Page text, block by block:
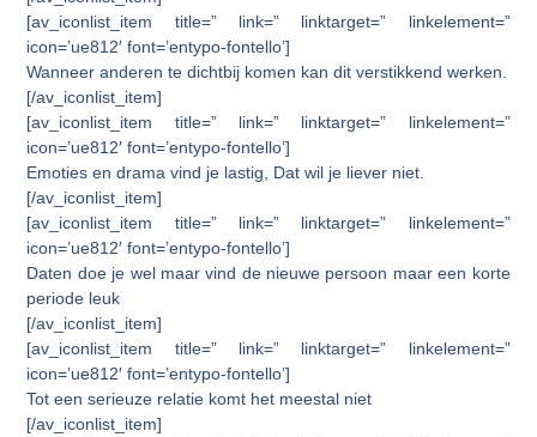
[av_iconlist_item title=” link=” linktarget=” linkelement=”
icon=’ue812′ font=’entypo-fontello’]
Wanneer anderen te dichtbij komen kan dit verstikkend werken.
[/av_iconlist_item]
[av_iconlist_item title=” link=” linktarget=” linkelement=”
icon=’ue812′ font=’entypo-fontello’]
Emoties en drama vind je lastig, Dat wil je liever niet.
[/av_iconlist_item]
[av_iconlist_item title=” link=” linktarget=” linkelement=”
icon=’ue812′ font=’entypo-fontello’]
Daten doe je wel maar vind de nieuwe persoon maar een korte
periode leuk
[/av_iconlist_item]
[av_iconlist_item title=” link=” linktarget=” linkelement=”
icon=’ue812′ font=’entypo-fontello’]
Tot een serieuze relatie komt het meestal niet
[/av_iconlist_item]